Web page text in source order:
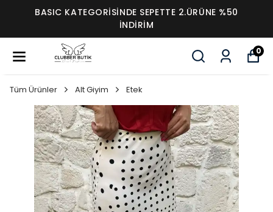
BASIC KATEGORİSİNDE SEPETTE 2.ÜRÜNE %50
İNDİRİM
0
Tüm Ürünler Alt Giyim Etek